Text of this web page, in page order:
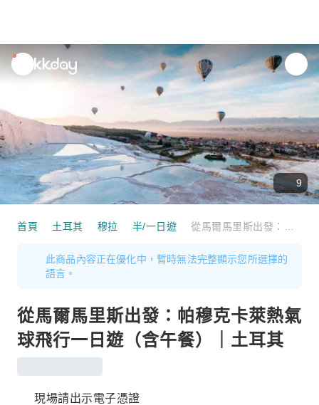
unread
notifications
9
首頁 土耳其 穆拉 半/一日遊
此商品內容正在優化中，暫時無法完整顯示您所選擇的
語言。
從馬爾馬里斯出發：帕穆克卡萊熱氣
球飛行一日遊（含午餐）｜土耳其
現場請出示電子憑證